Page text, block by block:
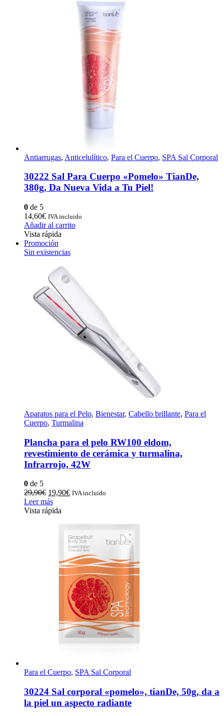
Antiarrugas, Anticelulítico, Para el Cuerpo, SPA Sal Corporal
30222 Sal Para Cuerpo «Pomelo» TianDe,
380g, Da Nueva Vida a Tu Piel!
0 de 5
14,60€ IVA incluido
Añadir al carrito
Vista rápida
Promoción
Sin existencias
Aparatos para el Pelo, Bienestar, Cabello brillante, Para el
Cuerpo, Turmalina
Plancha para el pelo RW100 eldom,
revestimiento de cerámica y turmalina,
Infrarrojo, 42W
0 de 5
29,90€ El
precio
original
19,90€ElIVA incluido
Leer más
Vista rápida
Para el Cuerpo, SPA Sal Corporal
30224 Sal corporal «pomelo», tianDe, 50g, da a
la piel un aspecto radiante